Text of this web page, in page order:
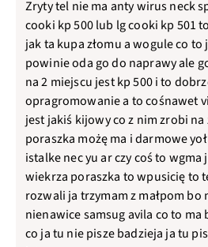
Zryty tel nie ma anty wirus neck
cooki kp 500 lub lg cooki kp 501
jak ta kupa złomu a wogule co
powinie oda go do naprawy ale
na 2 miejscu jest kp 500 i to
opragromowanie a to cośnawet
jest jakiś kijowy co z nim zrobi na
poraszka możę ma i darmowe
istalke nec yu ar czy coś to wgma
wiekrza poraszka to wpusicię to
rozwali ja trzymam z małpom bo
nienawice samsug avila co to ma
co ja tu nie pisze badzieja ja tu